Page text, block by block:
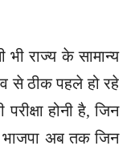
भी राज्य के सामान्य
से ठीक पहले हो रहे
होनी है, जिन
भाजपा अब तक जिन